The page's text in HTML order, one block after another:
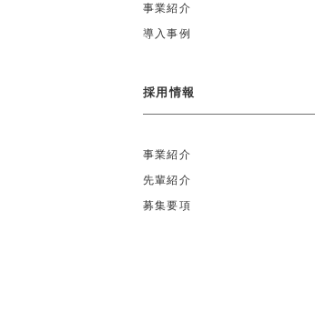
事業紹介
導入事例
採用情報
事業紹介
先輩紹介
募集要項